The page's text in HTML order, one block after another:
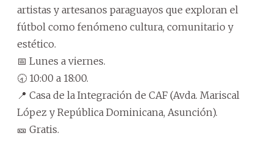
artistas y artesanos paraguayos que exploran el
fútbol como fenómeno cultura, comunitario y
estético.
📅 Lunes a viernes.
🕣 10:00 a 18:00.
📍 Casa de la Integración de CAF (Avda. Mariscal
López y República Dominicana, Asunción).
🎫 Gratis.